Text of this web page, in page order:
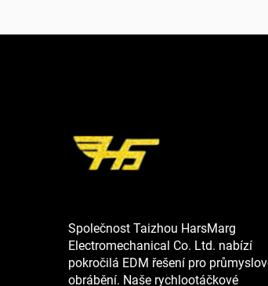
Společnost Taizhou HarsMarg
Electromechanical Co. Ltd. nabízí
pokročilá EDM řešení pro
obrábění. Naše rychlootáčkové